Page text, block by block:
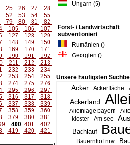
Ungarn (5)
Forst- / Landwirtschaft
subventioniert
Rumänien ()
Georgien ()
Unsere häufigsten
Acker Ackerfläche
Ackerland
Alleinlage bayern
kloster
Am see
Bachlauf
Bauernhof nrw
25 26 27
28
52 53 54
55
79 80 81
82
105 106
107
127 128
129
148 149
150
169 170
171
190 191
192
211 212
213
232 233
234
253 254
255
274 275
276
295 296
297
316 317
318
337 338
339
358 359
360
379 380
381
400 401
402
419 420 421